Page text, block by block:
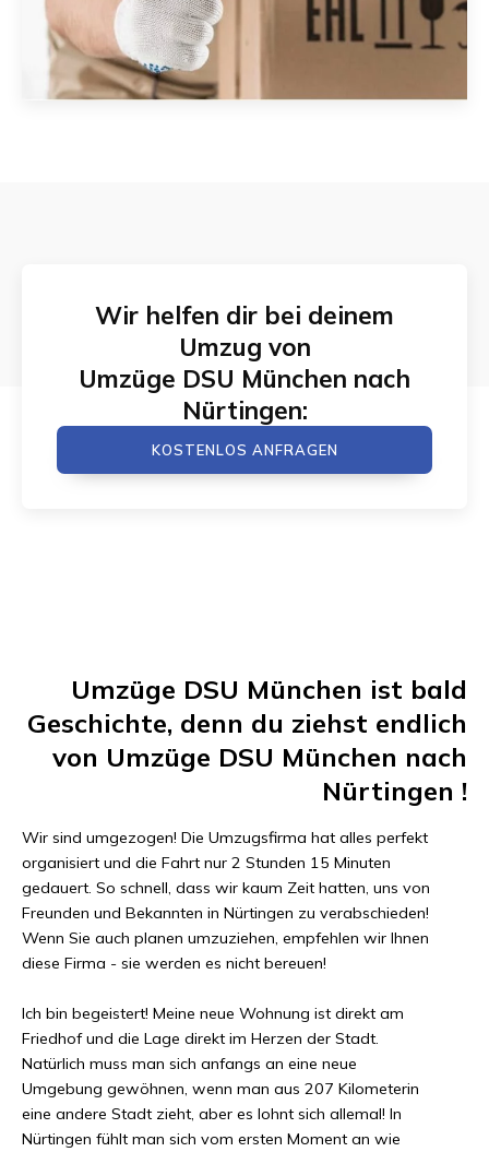
Wir helfen dir bei deinem
Umzug von
Umzüge DSU München nach
Nürtingen:
KOSTENLOS ANFRAGEN
Umzüge DSU München ist bald
Geschichte, denn du ziehst endlich
von Umzüge DSU München nach
Nürtingen !
Wir sind umgezogen! Die Umzugsfirma hat alles perfekt
organisiert und die Fahrt nur 2 Stunden 15 Minuten
gedauert. So schnell, dass wir kaum Zeit hatten, uns von
Freunden und Bekannten in Nürtingen zu verabschieden!
Wenn Sie auch planen umzuziehen, empfehlen wir Ihnen
diese Firma - sie werden es nicht bereuen!
Ich bin begeistert! Meine neue Wohnung ist direkt am
Friedhof und die Lage direkt im Herzen der Stadt.
Natürlich muss man sich anfangs an eine neue
Umgebung gewöhnen, wenn man aus 207 Kilometerin
eine andere Stadt zieht, aber es lohnt sich allemal! In
Nürtingen fühlt man sich vom ersten Moment an wie